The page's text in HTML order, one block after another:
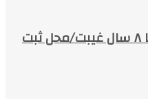
طرح انصار ویژه سربازان با ۸ سال غیبت/محل ثبت